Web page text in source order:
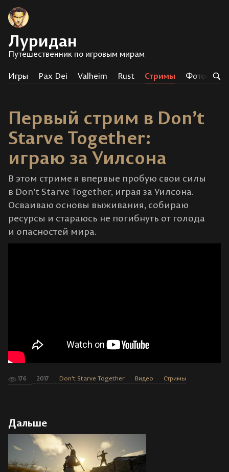
Луридан
Путешественник по игровым мирам
Игры Pax Dei Valheim Rust Стримы
Первый стрим в Don’t
Starve Together:
играю за Уилсона
В этом стриме я впервые пробую свои силы
в Don’t Starve Together, играя за Уилсона.
Осваиваю основы выживания, собираю
ресурсы и стараюсь не погибнуть от голода
и опасностей мира.
176 2017 Don't Starve Together Видео Стримы
Дальше